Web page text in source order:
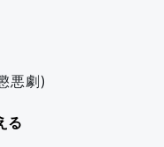
悪劇)
る